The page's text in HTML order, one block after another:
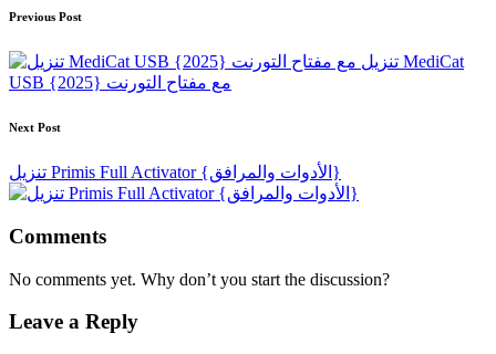
Post
navigation
Previous Post
تنزيل MediCat
USB مع مفتاح التورنت {2025}
Next Post
تنزيل Primis Full Activator {الأدوات والمرافق}
Comments
No comments yet. Why don’t you start the discussion?
Leave a Reply